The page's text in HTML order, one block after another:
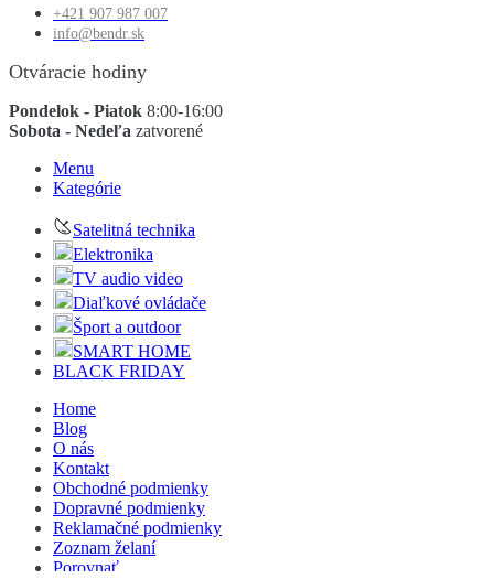
+421 907 987 007
info@bendr.sk
Otváracie hodiny
Pondelok - Piatok 8:00-16:00
Sobota - Nedeľa zatvorené
Menu
Kategórie
Satelitná technika
Elektronika
TV audio video
Diaľkové ovládače
Šport a outdoor
SMART HOME
BLACK FRIDAY
Home
Blog
O nás
Kontakt
Obchodné podmienky
Dopravné podmienky
Reklamačné podmienky
Zoznam želaní
Porovnať